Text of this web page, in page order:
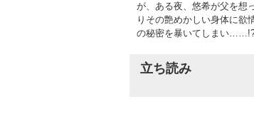
が、ある夜、悠希が父を想
りその艶めかしい身体に欲
の秘密を暴いてしまい
立ち読み